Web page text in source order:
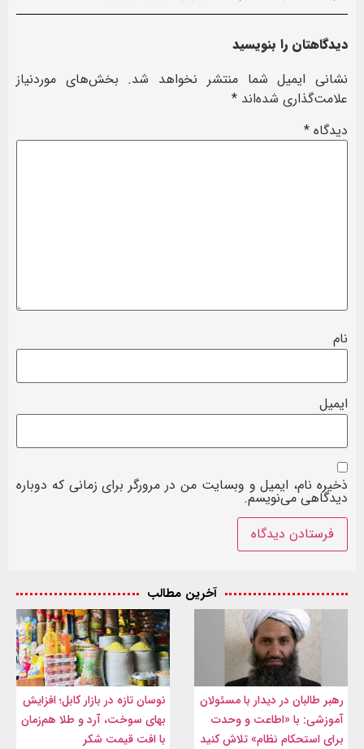
دیدگاهتان را بنویسید
نشانی ایمیل شما منتشر نخواهد شد. بخش‌های موردنیاز
علامت‌گذاری شده‌اند *
دیدگاه *
نام
ایمیل
ذخیره نام، ایمیل و وبسایت من در مرورگر برای زمانی که دوباره
دیدگاهی می‌نویسم.
آخرین مطالب
رهبر طالبان در دیدار با مسئولان
آموزشی: با «اطاعت و وحدت
برای استحکام نظام» تلاش کنید
نوسان تازه در بازار کابل؛ افزایش
بهای سوخت، آرد و طلا هم‌زمان
با افت قیمت شکر